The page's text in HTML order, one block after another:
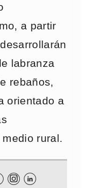
a partir
labranza
rebaños,
orientado a
rural.
